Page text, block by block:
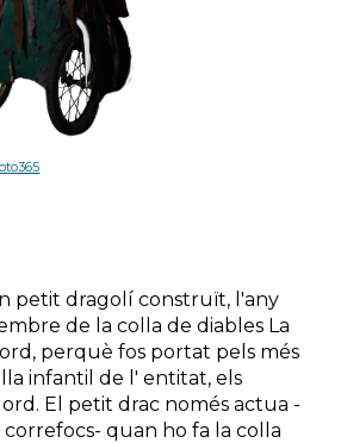
petit dragolí construït, l'any
de la colla de diables La
perquè fos portat pels més
infantil de l' entitat, els
El petit drac només actua -
correfocs- quan ho fa la colla